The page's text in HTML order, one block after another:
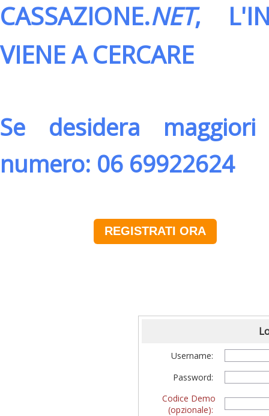
CASSAZIONE.NET,
VIENE A CERCARE
Se desidera
numero: 06 69922624
REGISTRATI ORA
Username:
Password:
Codice Demo
(opzionale):